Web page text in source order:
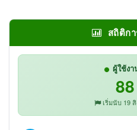
สถิติก
ผู้ใช้ง
88
เริ่มนับ 19